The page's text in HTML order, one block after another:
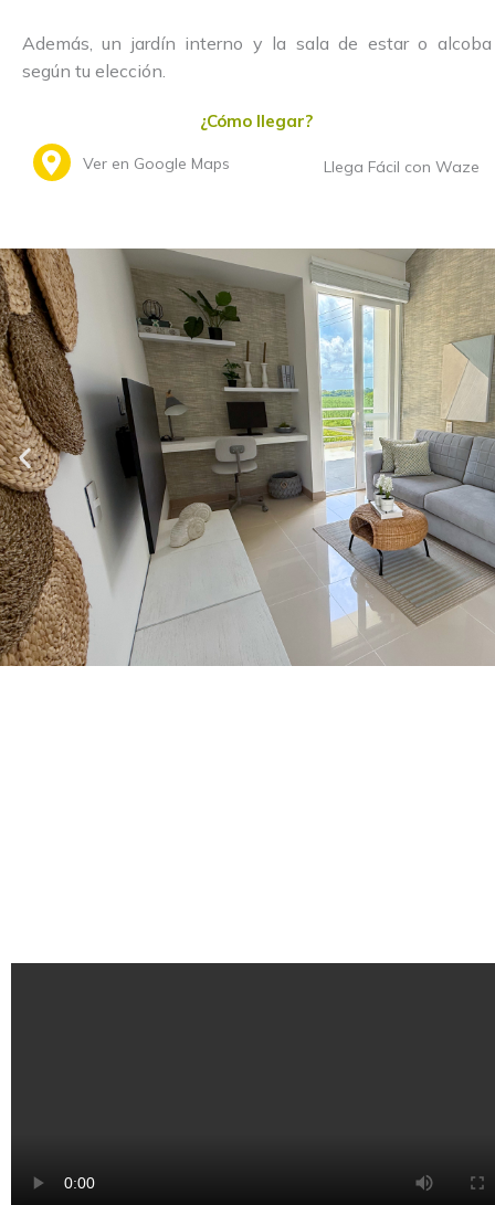
Además, un jardín interno y la sala de estar o alcoba
según tu elección.
¿Cómo llegar?
Ver en Google Maps Llega Fácil con Waze